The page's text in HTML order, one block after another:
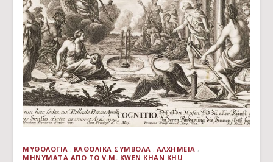
ΜΥΘΟΛΟΓΊΑ ΚΑΘΟΛΙΚΆ ΣΎΜΒΟΛΑ
ΑΛΧΗΜΕΊΑ
ΜΗΝΎΜΑΤΑ ΑΠΌ ΤΟ V.M. KWEN KHAN KHU